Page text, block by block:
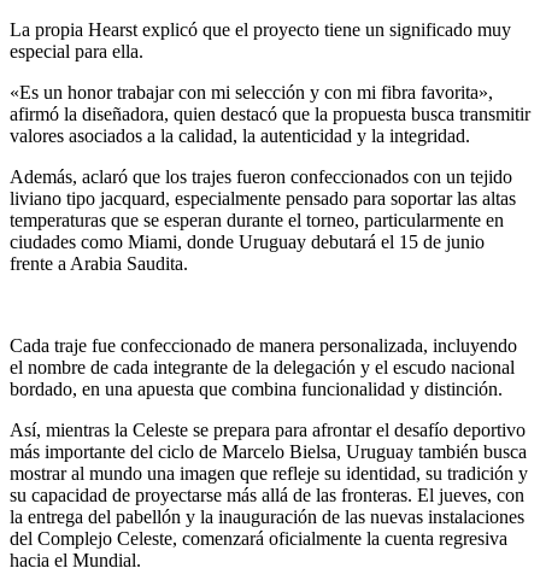
La propia Hearst explicó que el proyecto tiene un significado muy
especial para ella.
«Es un honor trabajar con mi selección y con mi fibra favorita»,
afirmó la diseñadora, quien destacó que la propuesta busca transmitir
valores asociados a la calidad, la autenticidad y la integridad.
Además, aclaró que los trajes fueron confeccionados con un tejido
liviano tipo jacquard, especialmente pensado para soportar las altas
temperaturas que se esperan durante el torneo, particularmente en
ciudades como Miami, donde Uruguay debutará el 15 de junio
frente a Arabia Saudita.
Cada traje fue confeccionado de manera personalizada, incluyendo
el nombre de cada integrante de la delegación y el escudo nacional
bordado, en una apuesta que combina funcionalidad y distinción.
Así, mientras la Celeste se prepara para afrontar el desafío deportivo
más importante del ciclo de Marcelo Bielsa, Uruguay también busca
mostrar al mundo una imagen que refleje su identidad, su tradición y
su capacidad de proyectarse más allá de las fronteras. El jueves, con
la entrega del pabellón y la inauguración de las nuevas instalaciones
del Complejo Celeste, comenzará oficialmente la cuenta regresiva
hacia el Mundial.